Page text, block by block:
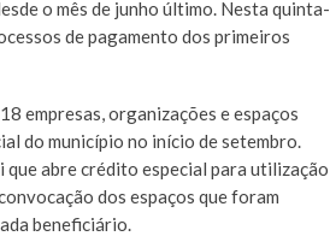
o mês de junho último. Nesta quinta-
de pagamento dos primeiros
empresas, organizações e espaços
do município no início de setembro.
abre crédito especial para utilização
dos espaços que foram
beneficiário.